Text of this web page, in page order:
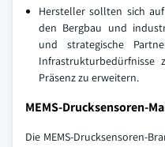
Hersteller sollten sich
den Bergbau und
und strategische
Infrastrukturbedürfnisse
Präsenz zu erweitern.
MEMS-Drucksensoren-
Die MEMS-Drucksensoren-